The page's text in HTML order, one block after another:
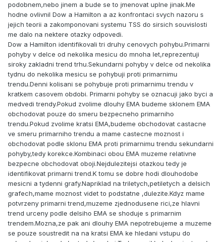
podobnem,nebo jinem a bude se to jmenovat uplne jinak.Me
hodne ovlivnil Dow a Hamilton a az konfrontaci svych nazoru s
jejich teorii a zakomponovani systemu TSS do sirsich souvislosti
me dalo na nektere otazky odpovedi.
Dow a Hamilton identifikovali tri druhy cenovych pohybu.Primarni
pohyby v delce od nekolika mesicu do mnoha let,reprezentuji
siroky zakladni trend trhu.Sekundarni pohyby v delce od nekolika
tydnu do nekolika mesicu se pohybuji proti primarnimu
trendu.Denni kolisani se pohybuje proti primarnimu trendu v
kratkem casovem obdobi. Primarni pohyby se oznacuji jako byci a
medvedi trendy.Pokud zvolime dlouhy EMA budeme sklonem EMA
obchodovat pouze do smeru bezpecneho primarniho
trendu.Pokud zvolime kratsi EMA,budeme obchodovat castacne
ve smeru primarniho trendu a mame castecne moznost i
obchodovat podle sklonu EMA proti primarnimu trendu sekundarni
pohyby,tedy korekce.Kombinaci obou EMA muzeme relativne
bezpecne obchodovat oboji.Nejdulezitejsi otazkou tedy je
identifikovat primarni trend.K tomu se dobre hodi dlouhodobe
mesicni a tydenni grafy.Napriklad na triletych,petiletych a delsich
grafech,mame moznost videt to podstatne ,dulezite.Kdyz mame
potvrzeny primarni trend,muzeme zjednodusene rici,ze hlavni
trend urceny podle delsiho EMA se shoduje s primarnim
trendem.Mozna,ze pak ani dlouhy EMA nepotrebujeme a muzeme
se pouze soustredit na na kratsi EMA ke hledani vstupu do